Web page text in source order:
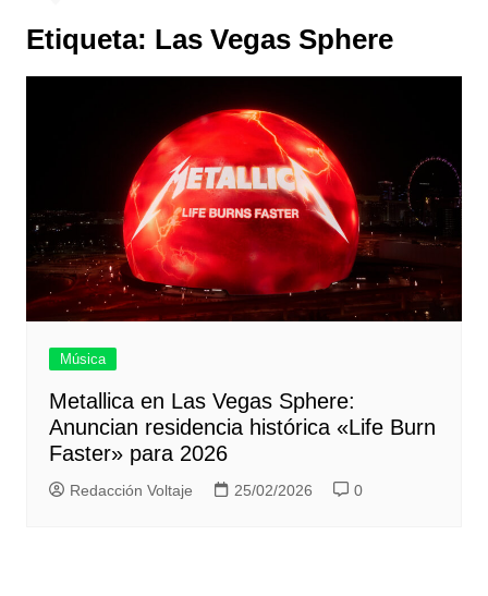
Etiqueta: Las Vegas Sphere
Música
Metallica en Las Vegas Sphere:
Anuncian residencia histórica «Life Burn
Faster» para 2026
Redacción Voltaje 25/02/2026 0